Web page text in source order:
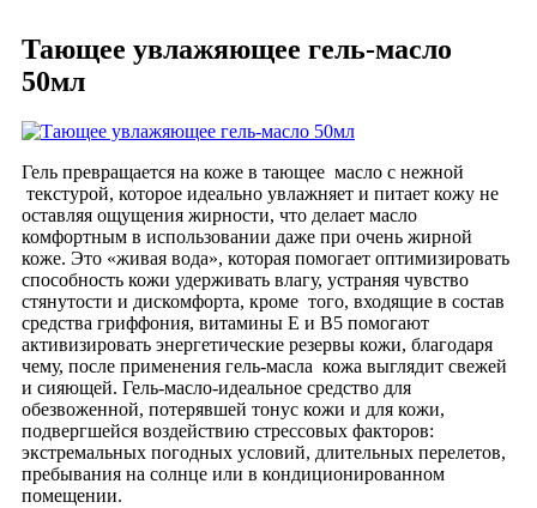
Тающее увлажяющее гель-масло
50мл
Гель превращается на коже в тающее масло с нежной
текстурой, которое идеально увлажняет и питает кожу не
оставляя ощущения жирности, что делает масло
комфортным в использовании даже при очень жирной
коже. Это «живая вода», которая помогает оптимизировать
способность кожи удерживать влагу, устраняя чувство
стянутости и дискомфорта, кроме того, входящие в состав
средства гриффония, витамины Е и В5 помогают
активизировать энергетические резервы кожи, благодаря
чему, после применения гель-масла кожа выглядит свежей
и сияющей. Гель-масло-идеальное средство для
обезвоженной, потерявшей тонус кожи и для кожи,
подвергшейся воздействию стрессовых факторов:
экстремальных погодных условий, длительных перелетов,
пребывания на солнце или в кондиционированном
помещении.